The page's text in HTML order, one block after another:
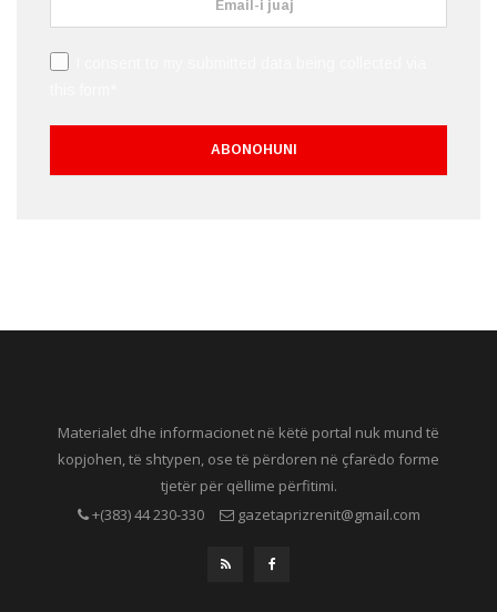
Materialet dhe informacionet në këtë portal nuk mund të
kopjohen, të shtypen, ose të përdoren në çfarëdo forme
tjetër për qëllime përfitimi.
+(383) 44 230-330
gazetaprizrenit@gmail.com